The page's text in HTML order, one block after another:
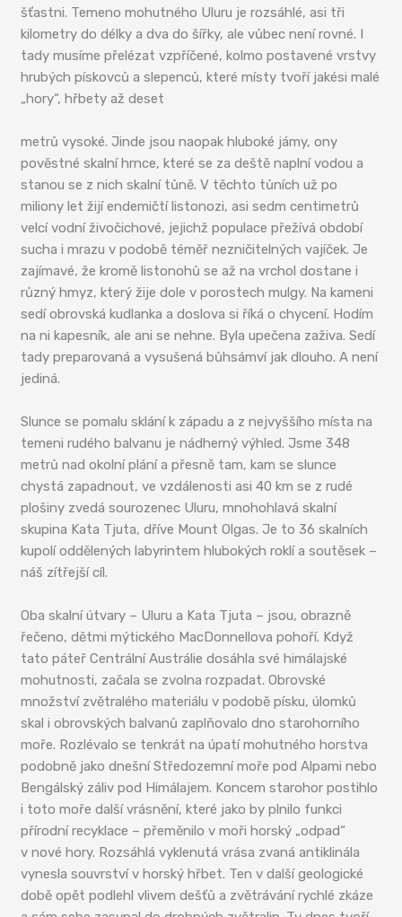
šťastni. Temeno mohutného Uluru je rozsáhlé, asi tři
kilometry do délky a dva do šířky, ale vůbec není rovné. I
tady musíme přelézat vzpříčené, kolmo postavené vrstvy
hrubých pískovců a slepenců, které místy tvoří jakési malé
„hory“, hřbety až deset
metrů vysoké. Jinde jsou naopak hluboké jámy, ony
pověstné skalní hrnce, které se za deště naplní vodou a
stanou se z nich skalní tůně. V těchto tůních už po
miliony let žijí endemičtí listonozi, asi sedm centimetrů
velcí vodní živočichové, jejichž populace přežívá období
sucha i mrazu v podobě téměř nezničitelných vajíček. Je
zajímavé, že kromě listonohů se až na vrchol dostane i
různý hmyz, který žije dole v porostech mulgy. Na kameni
sedí obrovská kudlanka a doslova si říká o chycení. Hodím
na ni kapesník, ale ani se nehne. Byla upečena zaživa. Sedí
tady preparovaná a vysušená bůhsámví jak dlouho. A není
jediná.
Slunce se pomalu sklání k západu a z nejvyššího místa na
temeni rudého balvanu je nádherný výhled. Jsme 348
metrů nad okolní plání a přesně tam, kam se slunce
chystá zapadnout, ve vzdálenosti asi 40 km se z rudé
plošiny zvedá sourozenec Uluru, mnohohlavá skalní
skupina Kata Tjuta, dříve Mount Olgas. Je to 36 skalních
kupolí oddělených labyrintem hlubokých roklí a soutěsek –
náš zítřejší cíl.
Oba skalní útvary – Uluru a Kata Tjuta – jsou, obrazně
řečeno, dětmi mýtického MacDonnellova pohoří. Když
tato páteř Centrální Austrálie dosáhla své himálajské
mohutnosti, začala se zvolna rozpadat. Obrovské
množství zvětralého materiálu v podobě písku, úlomků
skal i obrovských balvanů zaplňovalo dno starohorního
moře. Rozlévalo se tenkrát na úpatí mohutného horstva
podobně jako dnešní Středozemní moře pod Alpami nebo
Bengálský záliv pod Himálajem. Koncem starohor postihlo
i toto moře další vrásnění, které jako by plnilo funkci
přírodní recyklace – přeměnilo v moři horský „odpad“
v nové hory. Rozsáhlá vyklenutá vrása zvaná antiklinála
vynesla souvrství v horský hřbet. Ten v další geologické
době opět podlehl vlivem dešťů a zvětrávání rychlé zkáze